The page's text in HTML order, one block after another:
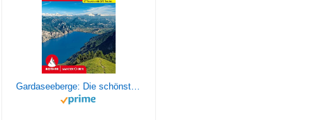
Gardaseeberge: Die schönsten Tal- und Höhenwanderungen. 57 Touren. Mit GPS-Tracks (Rother Wanderführer)